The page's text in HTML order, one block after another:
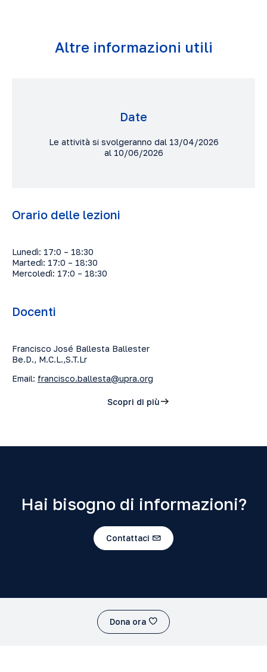
Altre informazioni utili
Date
Le attività si svolgeranno dal 13/04/2026
al 10/06/2026
Orario delle lezioni
Lunedì: 17:0 – 18:30
Martedì: 17:0 – 18:30
Mercoledì: 17:0 – 18:30
Docenti
Francisco José Ballesta Ballester
Be.D., M.C.L.,S.T.Lr
Email: francisco.ballesta@upra.org
Scopri di più
Hai bisogno di informazioni?
Contattaci
Dona ora